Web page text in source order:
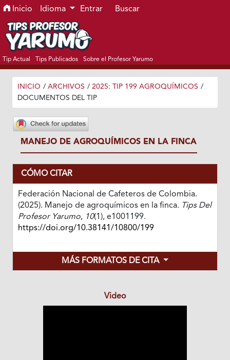
Ir al menú de navegación principal
Ir al contenido principal
Ir al pie de página del sitio
Inicio Idioma Entrar Buscar
Tip Actual Tips Publicados Sobre el Profesor Yarumo
INICIO / ARCHIVOS / 2025: TIP 199 AGROQUÍMICOS /
DOCUMENTOS DEL TIP
MANEJO DE AGROQUÍMICOS EN LA FINCA
CÓMO CITAR
Federación Nacional de Cafeteros de Colombia.
(2025). Manejo de agroquímicos en la finca. Tips Del
Profesor Yarumo, 10(1), e1001199.
https://doi.org/10.38141/10800/199
MÁS FORMATOS DE CITA
Video